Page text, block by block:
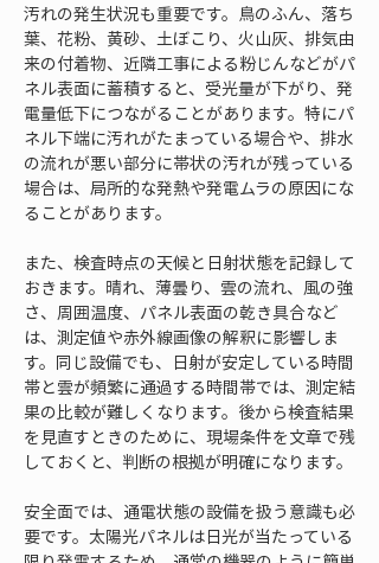
汚れの発生状況も重要です。鳥のふん、落ち
葉、花粉、黄砂、土ぼこり、火山灰、排気由
来の付着物、近隣工事による粉じんなどがパ
ネル表面に蓄積すると、受光量が下がり、発
電量低下につながることがあります。特にパ
ネル下端に汚れがたまっている場合や、排水
の流れが悪い部分に帯状の汚れが残っている
場合は、局所的な発熱や発電ムラの原因にな
ることがあります。
また、検査時点の天候と日射状態を記録して
おきます。晴れ、薄曇り、雲の流れ、風の強
さ、周囲温度、パネル表面の乾き具合など
は、測定値や赤外線画像の解釈に影響しま
す。同じ設備でも、日射が安定している時間
帯と雲が頻繁に通過する時間帯では、測定結
果の比較が難しくなります。後から検査結果
を見直すときのために、現場条件を文章で残
しておくと、判断の根拠が明確になります。
安全面では、通電状態の設備を扱う意識も必
要です。太陽光パネルは日光が当たっている